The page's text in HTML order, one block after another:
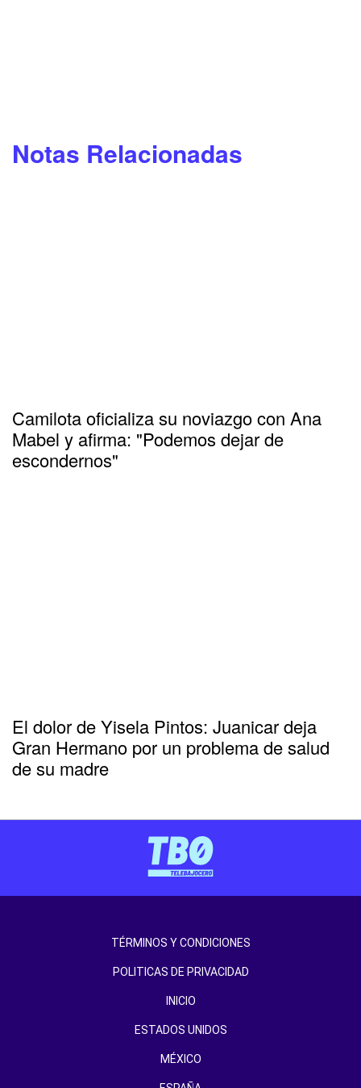
Notas Relacionadas
Camilota oficializa su noviazgo con Ana
Mabel y afirma: "Podemos dejar de
escondernos"
El dolor de Yisela Pintos: Juanicar deja
Gran Hermano por un problema de salud
de su madre
TÉRMINOS Y CONDICIONES
POLITICAS DE PRIVACIDAD
INICIO
ESTADOS UNIDOS
MÉXICO